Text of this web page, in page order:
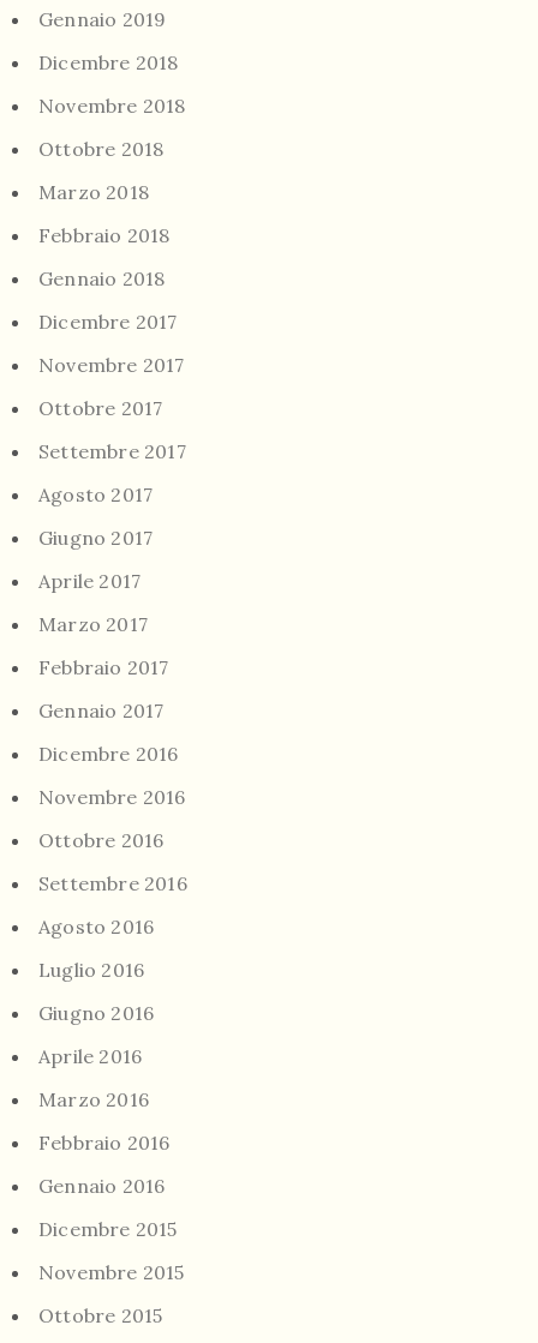
Gennaio 2019
Dicembre 2018
Novembre 2018
Ottobre 2018
Marzo 2018
Febbraio 2018
Gennaio 2018
Dicembre 2017
Novembre 2017
Ottobre 2017
Settembre 2017
Agosto 2017
Giugno 2017
Aprile 2017
Marzo 2017
Febbraio 2017
Gennaio 2017
Dicembre 2016
Novembre 2016
Ottobre 2016
Settembre 2016
Agosto 2016
Luglio 2016
Giugno 2016
Aprile 2016
Marzo 2016
Febbraio 2016
Gennaio 2016
Dicembre 2015
Novembre 2015
Ottobre 2015